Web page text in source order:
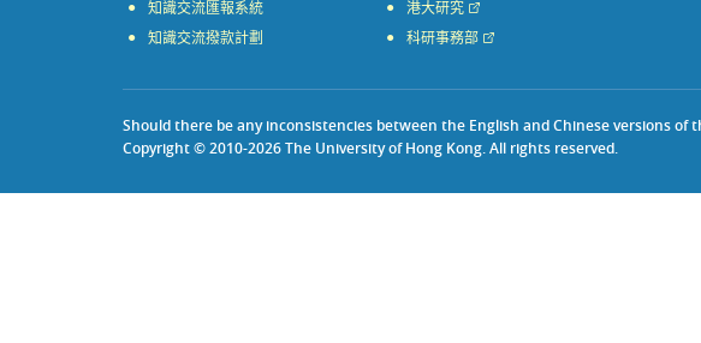
知識交流匯報系統
知識交流撥款計劃
港大研究
科研事務部
Should there be any inconsistencies between the English and Chinese versions of
Copyright © 2010-2026 The University of Hong Kong. All rights reserved.